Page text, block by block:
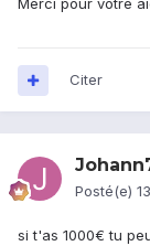
Merci pour votre
Citer
Posté(e)
si t'as 1000€ tu